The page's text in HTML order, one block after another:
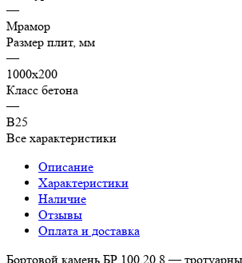
—
Мрамор
Размер плит, мм
—
1000х200
Класс бетона
—
В25
Все характеристики
Описание
Характеристики
Наличие
Отзывы
Оплата и доставка
Бортовой камень БР 100.20.8 —